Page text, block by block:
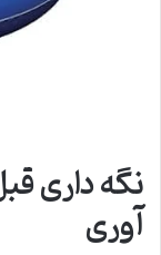
نگه داری
آوری